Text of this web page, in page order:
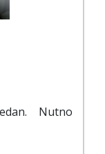
Nutno